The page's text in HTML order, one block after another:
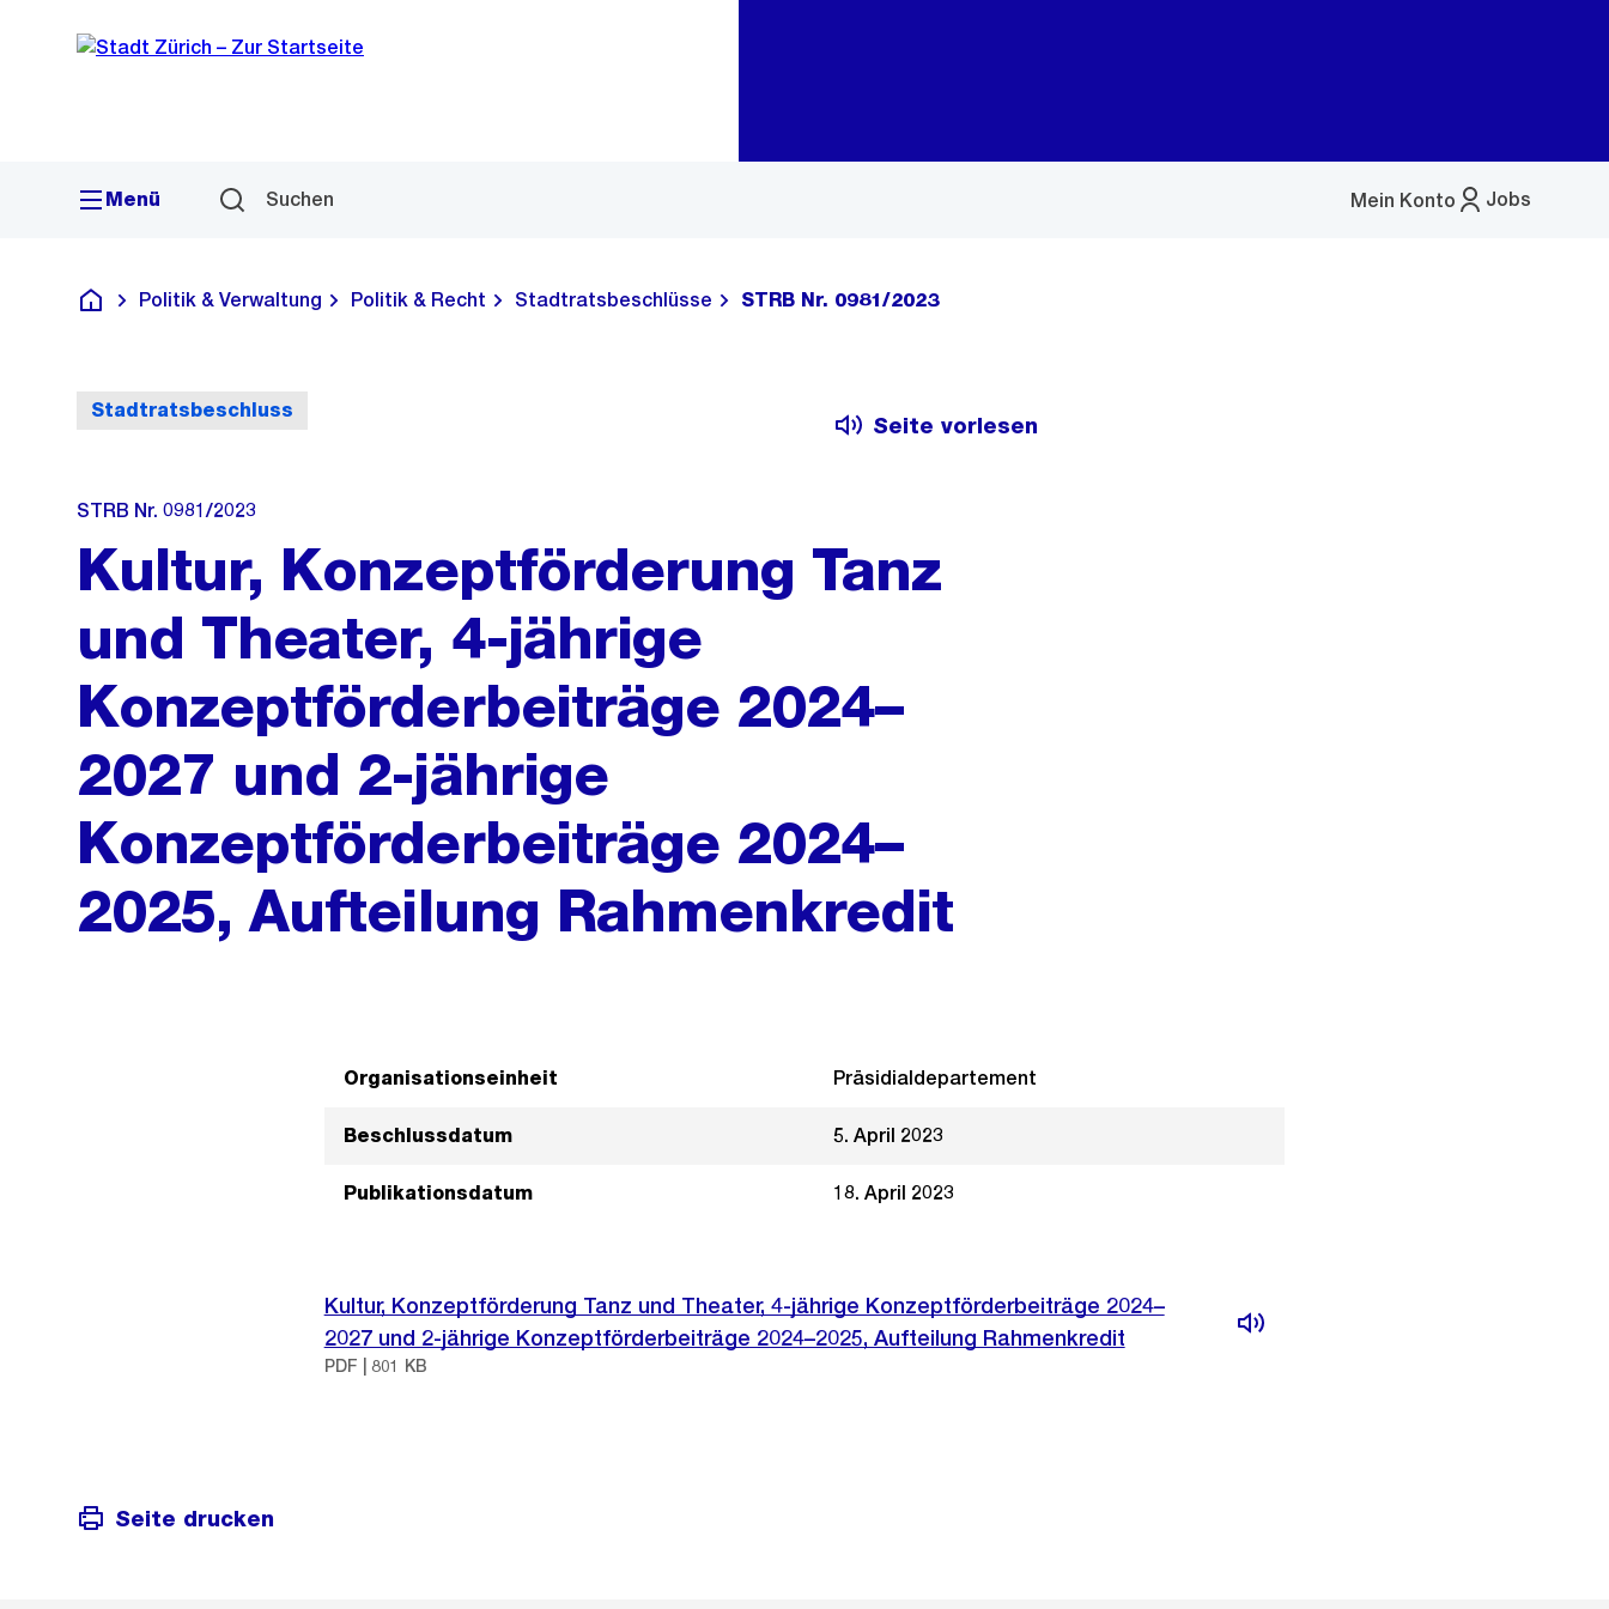
Navigation
Sprunglink
Menü Suchen Jobs
Mein Konto
Menü
Deutsch
Politik & Verwaltung Politik & Recht Stadtratsbeschlüsse STRB Nr. 0981/2023
Stadtratsbeschluss
Seite vorlesen
STRB Nr. 0981/2023
Kultur, Konzeptförderung Tanz
und Theater, 4-jährige
Konzeptförderbeiträge 2024–
2027 und 2-jährige
Konzeptförderbeiträge 2024–
2025, Aufteilung Rahmenkredit
Organisationseinheit Präsidialdepartement
Beschlussdatum 5. April 2023
Publikationsdatum 18. April 2023
Kultur, Konzeptförderung Tanz und Theater, 4-jährige Konzeptförderbeiträge 2024–
2027 und 2-jährige Konzeptförderbeiträge 2024–2025, Aufteilung Rahmenkredit
PDF | 801 KB
Seite drucken